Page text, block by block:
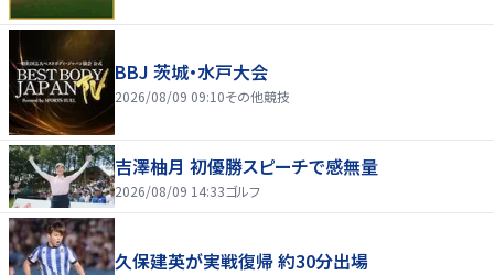
BBJ 茨城・水戸大会
2026/08/09 09:10その他競技
吉澤柚月 初優勝スピーチで感無量
2026/08/09 14:33ゴルフ
久保建英が実戦復帰 約30分出場